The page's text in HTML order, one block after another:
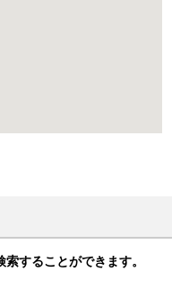
することができます。